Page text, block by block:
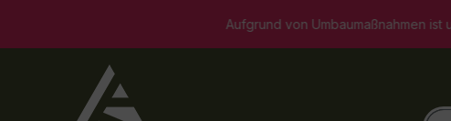
Zur Hauptnavigation springen
Aufgrund von Umbaumaßnahmen ist unser Showroom in